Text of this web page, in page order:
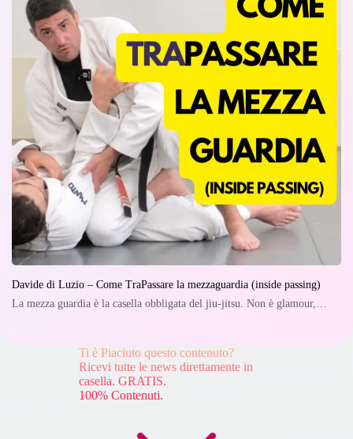
Davide di Luzio – Come TraPassare la mezzaguardia (inside passing)
La mezza guardia è la casella obbligata del jiu-jitsu. Non è glamour,…
Ti è Piaciuto questo contenuto?
Ricevi tutte le news direttamente in
casella. GRATIS.
100% Contenuti.